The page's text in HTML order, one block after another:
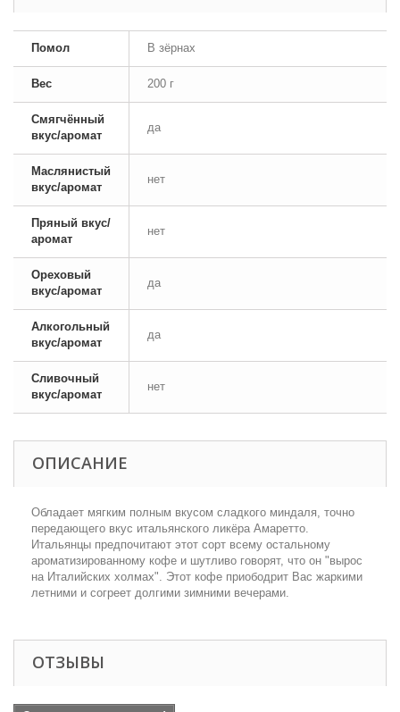
Помол В зёрнах
Вес 200 г
Смягчённый
вкус/аромат
да
Маслянистый
вкус/аромат
нет
Пряный вкус/
аромат
нет
Ореховый
вкус/аромат
да
Алкогольный
вкус/аромат
да
Сливочный
вкус/аромат
нет
ОПИСАНИЕ
Обладает мягким полным вкусом сладкого миндаля, точно
передающего вкус итальянского ликёра Амаретто.
Итальянцы предпочитают этот сорт всему остальному
ароматизированному кофе и шутливо говорят, что он "вырос
на Италийских холмах". Этот кофе приободрит Вас жаркими
летними и согреет долгими зимними вечерами.
ОТЗЫВЫ